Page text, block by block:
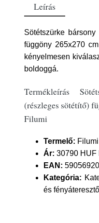
Leírás
Sötétszürke
függöny 265x270
kényelmesen
boldoggá.
Termékleírás
(részleges sötétítő)
Filumi
Termelő: Filumi
Ár: 30790 HUF
EAN:
Kategória:
és